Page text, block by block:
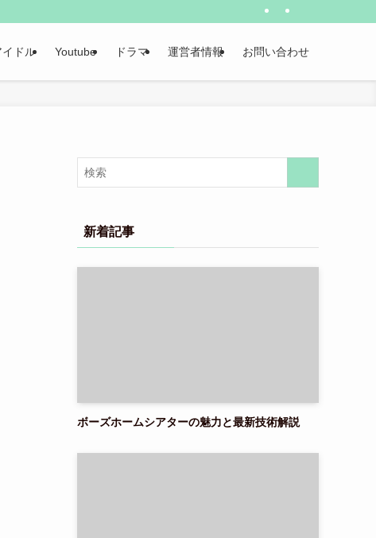
イドル Youtube ドラマ 運営者情報 お問い合わせ
新着記事
ボーズホームシアターの魅力と最新技術解説